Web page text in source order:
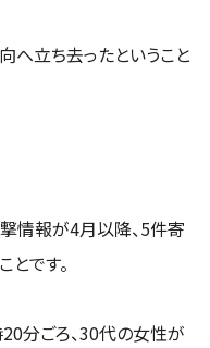
へ立ち去ったということ
情報が4月以降、5件寄
とです。
分ごろ、30代の女性が